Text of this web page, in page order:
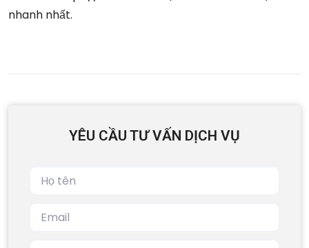
nhanh nhất.
YÊU CẦU TƯ VẤN DỊCH VỤ